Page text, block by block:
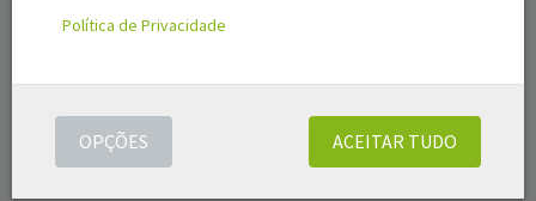
Política de Privacidade
ACEITAR TUDO
OPÇÕES